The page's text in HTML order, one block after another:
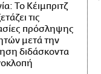
Το Κέιμπριτζ
τις
πρόσληψης
μετά την
διδάσκοντα